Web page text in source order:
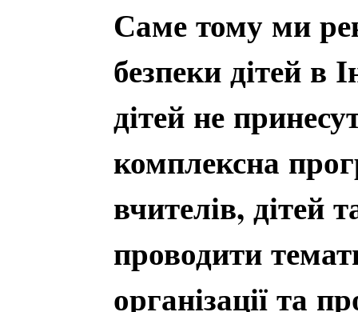
Саме тому ми
безпеки дітей в
дітей не
комплексна
вчителів, дітей
проводити
організації та